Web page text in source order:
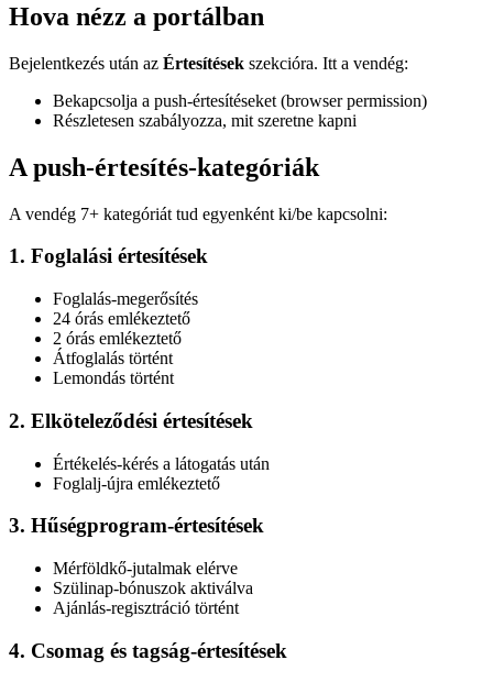
Hova nézz a portálban
Bejelentkezés után az Értesítések szekcióra. Itt a vendég:
Bekapcsolja a push-értesítéseket (browser permission)
Részletesen szabályozza, mit szeretne kapni
A push-értesítés-kategóriák
A vendég 7+ kategóriát tud egyenként ki/be kapcsolni:
1. Foglalási értesítések
Foglalás-megerősítés
24 órás emlékeztető
2 órás emlékeztető
Átfoglalás történt
Lemondás történt
2. Elköteleződési értesítések
Értékelés-kérés a látogatás után
Foglalj-újra emlékeztető
3. Hűségprogram-értesítések
Mérföldkő-jutalmak elérve
Szülinap-bónuszok aktiválva
Ajánlás-regisztráció történt
4. Csomag és tagság-értesítések